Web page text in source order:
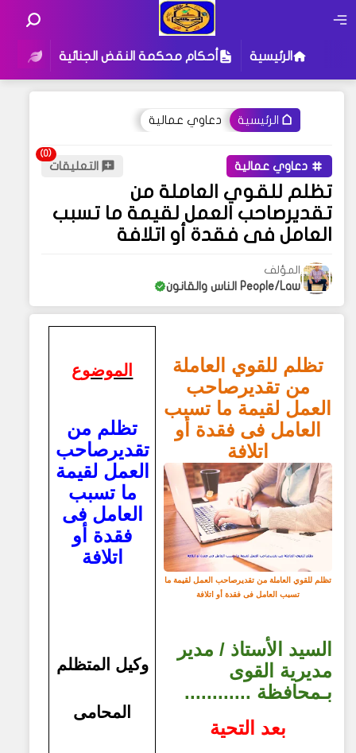
الرئيسية أحكام محكمة النقض الجنائية
الرئيسية دعاوي عمالية
دعاوي عمالية التعليقات
تظلم للقوي العاملة من
تقديرصاحب العمل لقيمة ما تسبب
العامل فى فقدة أو اتلافة
المؤلف
People/Law الناس والقانون
الموضوع
تظلم من
تقديرصاحب
العمل لقيمة
ما تسبب
العامل فى
فقدة أو
اتلافة
وكيل المتظلم
المحامى
تظلم للقوي العاملة
من تقديرصاحب
العمل لقيمة ما تسبب
العامل فى فقدة أو
اتلافة
تظلم للقوي العاملة من تقديرصاحب العمل لقيمة ما
تسبب العامل فى فقدة أو اتلافة
السيد الأستاذ / مدير
مديرية القوى
بـمحافظة ............
بعد التحية